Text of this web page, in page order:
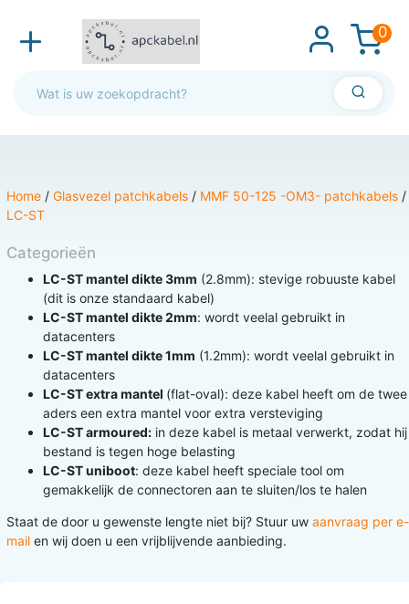
0
Home / Glasvezel patchkabels / MMF 50-125 -OM3- patchkabels /
LC-ST
Categorieën
LC-ST mantel dikte 3mm (2.8mm): stevige robuuste kabel
(dit is onze standaard kabel)
LC-ST mantel dikte 2mm: wordt veelal gebruikt in
datacenters
LC-ST mantel dikte 1mm (1.2mm): wordt veelal gebruikt in
datacenters
LC-ST extra mantel (flat-oval): deze kabel heeft om de twee
aders een extra mantel voor extra versteviging
LC-ST armoured: in deze kabel is metaal verwerkt, zodat hij
bestand is tegen hoge belasting
LC-ST uniboot: deze kabel heeft speciale tool om
gemakkelijk de connectoren aan te sluiten/los te halen
Staat de door u gewenste lengte niet bij? Stuur uw aanvraag per e-
mail en wij doen u een vrijblijvende aanbieding.